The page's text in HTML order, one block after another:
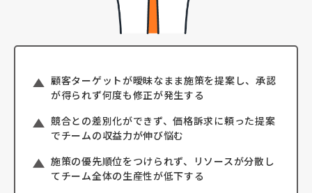
顧客ターゲットが曖昧なまま施策を提案し、承認
が得られず何度も修正が発生する
競合との差別化ができず、価格訴求に頼った提案
でチームの収益力が伸び悩む
施策の優先順位をつけられず、リソースが分散し
てチーム全体の生産性が低下する